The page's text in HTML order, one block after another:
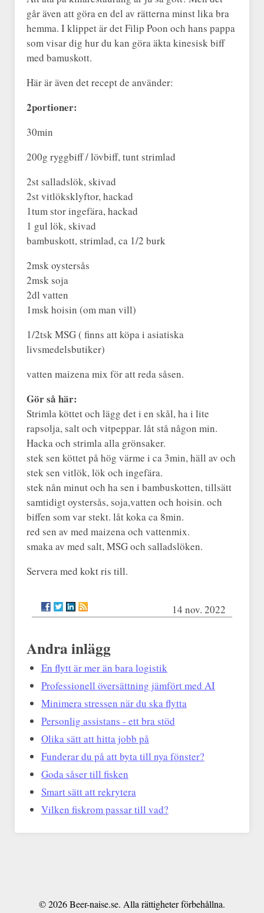
går även att göra en del av rätterna minst lika bra
hemma. I klippet är det Filip Poon och hans pappa
som visar dig hur du kan göra äkta kinesisk biff
med bamuskott.
Här är även det recept de använder:
2portioner:
30min
200g ryggbiff / lövbiff, tunt strimlad
2st salladslök, skivad
2st vitlöksklyftor, hackad
1tum stor ingefära, hackad
1 gul lök, skivad
bambuskott, strimlad, ca 1/2 burk
2msk oystersås
2msk soja
2dl vatten
1msk hoisin (om man vill)
1/2tsk MSG ( finns att köpa i asiatiska
livsmedelsbutiker)
vatten maizena mix för att reda såsen.
Gör så här:
Strimla köttet och lägg det i en skål, ha i lite
rapsolja, salt och vitpeppar. låt stå någon min.
Hacka och strimla alla grönsaker.
stek sen köttet på hög värme i ca 3min, häll av och
stek sen vitlök, lök och ingefära.
stek nån minut och ha sen i bambuskotten, tillsätt
samtidigt oystersås, soja,vatten och hoisin. och
biffen som var stekt. låt koka ca 8min.
red sen av med maizena och vattenmix.
smaka av med salt, MSG och salladslöken.
Servera med kokt ris till.
14 nov. 2022
Andra inlägg
En flytt är mer än bara logistik
Professionell översättning jämfört med AI
Minimera stressen när du ska flytta
Personlig assistans - ett bra stöd
Olika sätt att hitta jobb på
Funderar du på att byta till nya fönster?
Goda såser till fisken
Smart sätt att rekrytera
Vilken fiskrom passar till vad?
© 2026 Beer-naise.se. Alla rättigheter förbehållna.